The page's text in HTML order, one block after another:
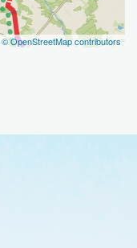
© OpenStreetMap contributors